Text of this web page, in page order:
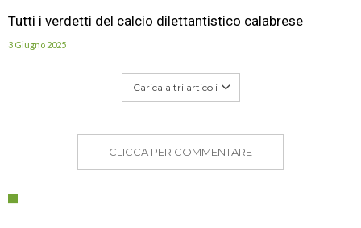
Tutti i verdetti del calcio dilettantistico calabrese
3 Giugno 2025
Carica altri articoli
CLICCA PER COMMENTARE